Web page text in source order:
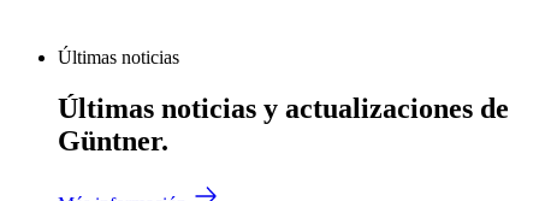
Últimas noticias
Últimas noticias y actualizaciones de
Güntner.